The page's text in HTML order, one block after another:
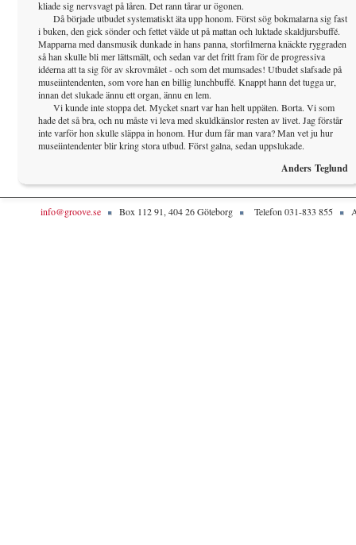
kliade sig nervsvagt på låren. Det rann tårar ur ögonen.
Då började utbudet systematiskt äta upp honom. Först sög bokmalarna sig fast
i buken, den gick sönder och fettet välde ut på mattan och luktade skaldjursbuffé.
Mapparna med dansmusik dunkade in hans panna, storfilmerna knäckte ryggraden
så han skulle bli mer lättsmält, och sedan var det fritt fram för de progressiva
idéerna att ta sig för av skrovmålet - och som det mumsades! Utbudet slafsade på
museiintendenten, som vore han en billig lunchbuffé. Knappt hann det tugga ur,
innan det slukade ännu ett organ, ännu en lem.
Vi kunde inte stoppa det. Mycket snart var han helt uppäten. Borta. Vi som
hade det så bra, och nu måste vi leva med skuldkänslor resten av livet. Jag förstår
inte varför hon skulle släppa in honom. Hur dum får man vara? Man vet ju hur
museiintendenter blir kring stora utbud. Först galna, sedan uppslukade.
Anders Teglund
info@groove.se Box 112 91, 404 26 Göteborg Telefon 031-833 855